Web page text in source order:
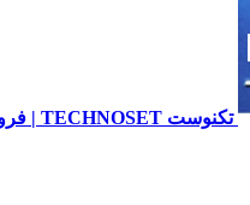
تکنوست TECHNOSET | فروش تعمیرات آموزش برنامه نویسی cnc زیمنس فانوک هایدن siemens ,fanuc, heidenhain ,hust, gsk